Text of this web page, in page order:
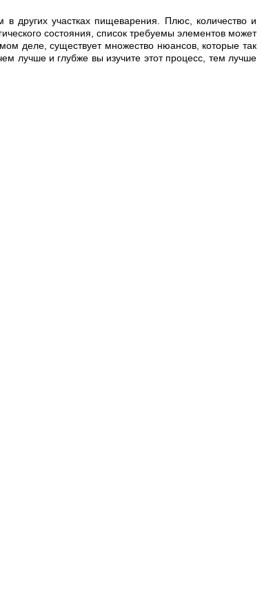
других участках пищеварения. Плюс, количество и
состояния, список требуемы элементов может
деле, существует множество нюансов, которые так
лучше и глубже вы изучите этот процесс, тем лучше